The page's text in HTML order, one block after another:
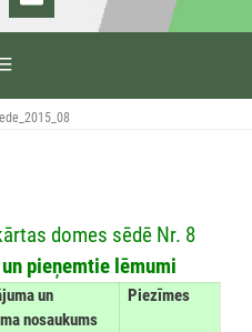
domes sēdē Nr. 8
pieņemtie lēmumi
un
nosaukums
Piezīmes